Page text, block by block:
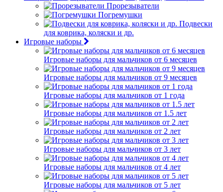
Прорезыватели
Погремушки
Подвески
для коврика, коляски и др.
Игровые наборы
Игровые наборы для мальчиков от 6 месяцев
Игровые наборы для мальчиков от 9 месяцев
Игровые наборы для мальчиков от 1 года
Игровые наборы для мальчиков от 1.5 лет
Игровые наборы для мальчиков от 2 лет
Игровые наборы для мальчиков от 3 лет
Игровые наборы для мальчиков от 4 лет
Игровые наборы для мальчиков от 5 лет